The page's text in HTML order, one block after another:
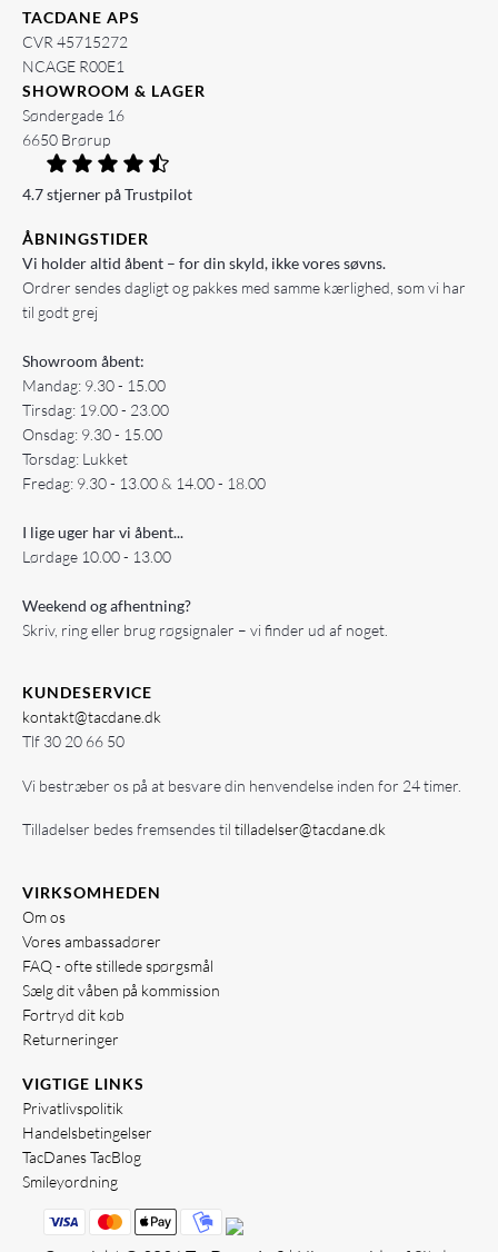
TACDANE APS
CVR 45715272
NCAGE R00E1
SHOWROOM & LAGER
Søndergade 16
6650 Brørup
4.7 stjerner på Trustpilot
ÅBNINGSTIDER
Vi holder altid åbent – for din skyld, ikke vores søvns.
Ordrer sendes dagligt og pakkes med samme kærlighed, som vi har
til godt grej
Showroom åbent:
Mandag: 9.30 - 15.00
Tirsdag: 19.00 - 23.00
Onsdag: 9.30 - 15.00
Torsdag: Lukket
Fredag: 9.30 - 13.00 & 14.00 - 18.00
I lige uger har vi åbent...
Lørdage 10.00 - 13.00
Weekend og afhentning?
Skriv, ring eller brug røgsignaler – vi finder ud af noget.
KUNDESERVICE
kontakt@tacdane.dk
Tlf 30 20 66 50
Vi bestræber os på at besvare din henvendelse inden for 24 timer.
Tilladelser bedes fremsendes til tilladelser@tacdane.dk
VIRKSOMHEDEN
Om os
Vores ambassadører
FAQ - ofte stillede spørgsmål
Sælg dit våben på kommission
Fortryd dit køb
Returneringer
VIGTIGE LINKS
Privatlivspolitik
Handelsbetingelser
TacDanes TacBlog
Smileyordning